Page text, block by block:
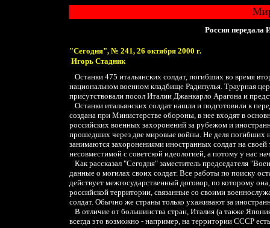
Россия передала
"Сегодня", № 241, 26 октября 2000 г.
Игорь Стадник
Останки 475 итальянских солдат, погибших во время
национальном военном кладбище Радипулья. Траурная
присутствовали посол Италии Джанкарло Арагона и
Останки итальянских солдат нашли и подготовили к
создана при Министерстве обороны, в нее входят в
российских военных захоронений за рубежом и
прошедших через две мировые войны. Не деля погибших
занимаются захоронениями иностранных солдат на
несовместимой с советской идеологией, а потому у нас
Как рассказал "Сегодня" заместитель председателя
данные о могилах своих солдат. Все работы по поиску
действует межгосударственный договор, по которому
российской территории, связанные со своими
солдат. Обычно же страны только ухаживают за
В отличие от большинства стран, Италия (а также
всегда это возможно - например, на территории СССР